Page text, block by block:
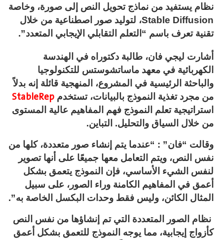
نظام يستفيد من نماذج تحويل النص إلى صورة، وخاصة
Stable Diffusion، لتوليد صور اصطناعية من خلال
تقنية تعرف باسم “التعلم التقابلي الإيجابي المتعدد”.
أشارت ليجي فان، طالبة دكتوراه في الهندسة
الكهربائية في معهد ماساتشوستس للتكنولوجيا
والباحثة الرئيسية في المشروع، المنهجية قائلة إنه بدلاً
من مجرد تغذية النموذج بالبيانات، تستخدم StableRep
استراتيجية تعلم النموذج فهم المفاهيم عالية المستوى
من خلال السياق والتحليل. التباين.
وقالت “فان” : “عندما يتم إنشاء صور متعددة، كلها من
نفس النص، ويتم التعامل معها جميعًا على أنها تصوير
لنفس الشيء الأساسي، فإن النموذج يتعمق بشكل
أعمق في المفاهيم الكامنة وراء الصور، على سبيل
المثال الكائن، وليس فقط وحدات البكسل الخاصة به”.
نظام الصور المتعددة التي تم إنشاؤها من نفس النص
كأزواج إيجابية، مما يوجه النموذج للتعمق بشكل أعمق